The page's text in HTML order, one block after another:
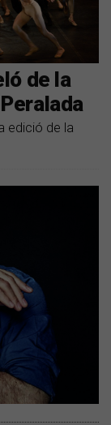
de la
edició de la